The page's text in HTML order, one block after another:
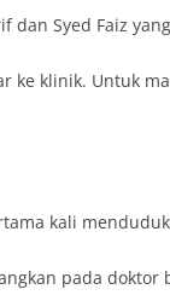
dan Syed Faiz
ke klinik. Untuk
kali
pada doktor